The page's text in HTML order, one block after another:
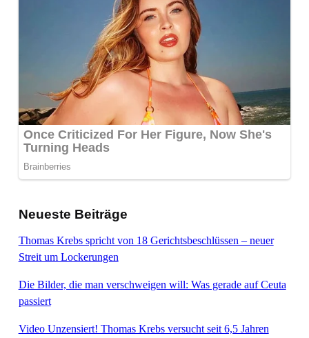
Neueste Beiträge
Thomas Krebs spricht von 18 Gerichtsbeschlüssen – neuer
Streit um Lockerungen
Die Bilder, die man verschweigen will: Was gerade auf Ceuta
passiert
Video Unzensiert! Thomas Krebs versucht seit 6,5 Jahren